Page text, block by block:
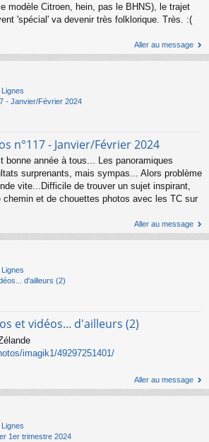
modèle Citroen, hein, pas le BHNS), le trajet
'spécial' va devenir très folklorique. Très. :(
Aller au message
- Janvier/Février 2024
n°117 - Janvier/Février 2024
bonne année à tous... Les panoramiques
surprenants, mais sympas... Alors problème
vite...Difficile de trouver un sujet inspirant,
et de chouettes photos avec les TC sur
Aller au message
d'ailleurs (2)
et vidéos... d'ailleurs (2)
imagik1/49297251401/
Aller au message
Lignes
1er trimestre 2024